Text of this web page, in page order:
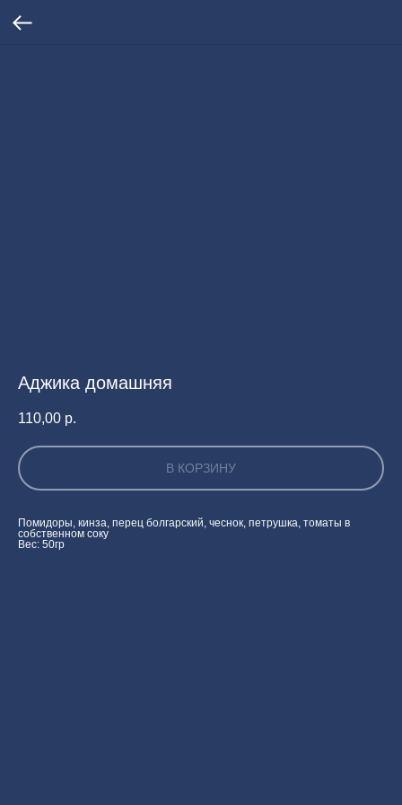
Аджика домашняя
110,00 р.
В КОРЗИНУ
Помидоры, кинза, перец болгарский, чеснок, петрушка, томаты в
собственном соку
Вес: 50гр